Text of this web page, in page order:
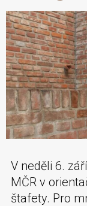
V neděli 6.
MČR v
štafety. Pro